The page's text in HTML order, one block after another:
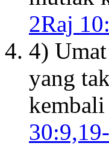
2Raj
4)
yang